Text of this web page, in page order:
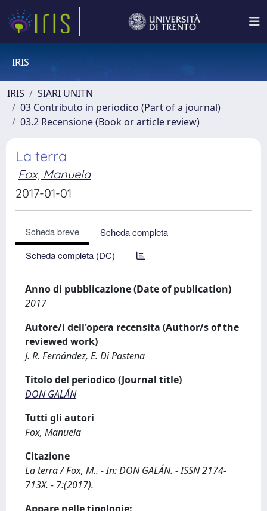
IRIS
IRIS
SIARI UNITN
03 Contributo in periodico (Part of a journal)
03.2 Recensione (Book or article review)
La terra
Fox, Manuela
2017-01-01
Scheda breve
Scheda completa
Scheda completa (DC)
Anno di pubblicazione (Date of publication)
2017
Autore/i dell'opera recensita (Author/s of the
reviewed work)
J. R. Fernández, E. Di Pastena
Titolo del periodico (Journal title)
DON GALÁN
Tutti gli autori
Fox, Manuela
Citazione
La terra / Fox, M.. - In: DON GALÁN. - ISSN 2174-
713X. - 7:(2017).